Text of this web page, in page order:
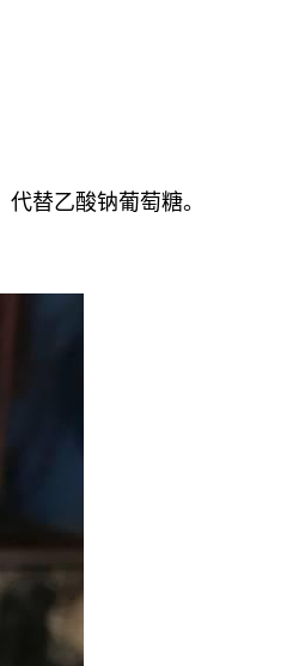
代替乙酸钠葡萄糖。